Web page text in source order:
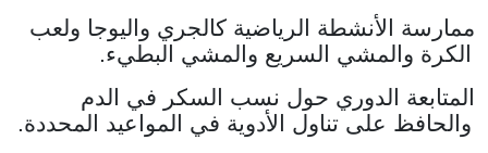
ممارسة الأنشطة الرياضية كالجري واليوجا ولعب
الكرة والمشي السريع والمشي البطيء.
المتابعة الدوري حول نسب السكر في الدم
والحافظ على تناول الأدوية في المواعيد المحددة.